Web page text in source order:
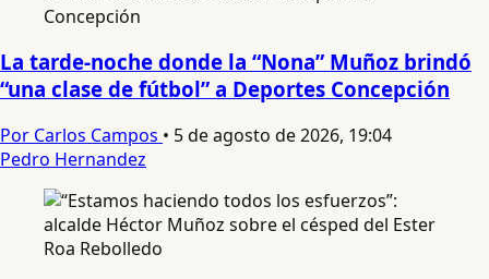
La tarde-noche donde la “Nona” Muñoz brindó
“una clase de fútbol” a Deportes Concepción
Por Carlos Campos • 5 de agosto de 2026, 19:04
Pedro Hernandez